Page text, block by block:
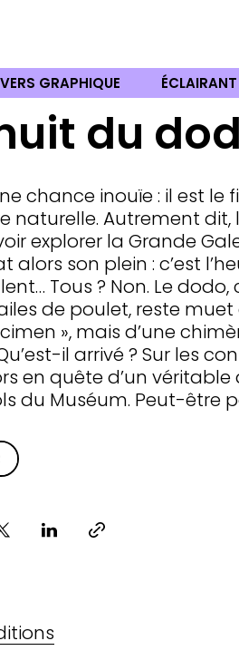
GRAPHIQUE ÉCLAIRANT
du
chance inouïe : il est
naturelle. Autrement
explorer la Grande
alors son plein : c’est
Tous ? Non. Le
de poulet, reste muet
», mais d’une
il arrivé ? Sur les
en quête d’un
du Muséum. Peut-être